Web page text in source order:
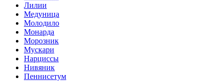
Лилии
Медуница
Молодило
Монарда
Морозник
Мускари
Нарциссы
Нивяник
Пеннисетум